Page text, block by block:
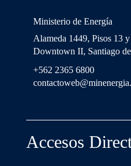
Ministerio de Energía
Alameda 1449, Pisos 13
Downtown II, Santiago
+562 2365 6800
Accesos